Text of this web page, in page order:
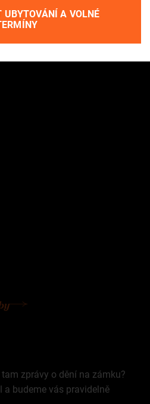
zprávy o dění na zámku?
budeme vás pravidelně
UBYTOVÁNÍ A VOLNÉ